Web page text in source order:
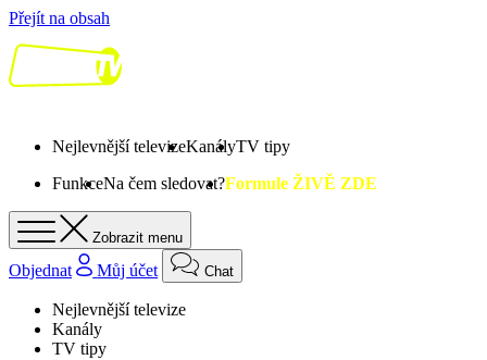
Přejít na obsah
Nejlevnější televizeKanályTV tipy
FunkceNa čem sledovat?Formule ŽIVĚ ZDE
Zobrazit menu
Objednat Můj účet Chat
Nejlevnější televize
Kanály
TV tipy